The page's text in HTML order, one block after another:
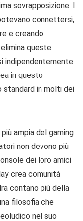
sovrapposizione. I
connettersi,
e creando
queste
indipendentemente
in questo
standard in molti dei
ampia del gaming
non devono più
dei loro amici
crea comunità
contano più della
filosofia che
nel suo